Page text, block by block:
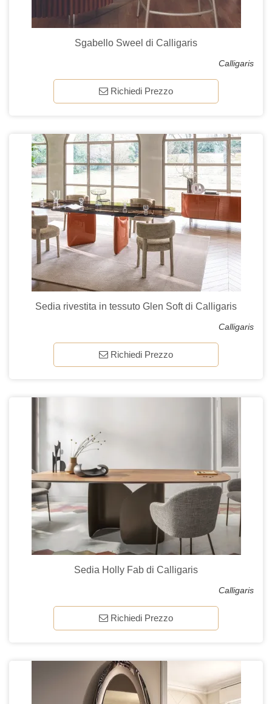
Sgabello Sweel di Calligaris
Calligaris
Richiedi Prezzo
Sedia rivestita in tessuto Glen Soft di Calligaris
Calligaris
Richiedi Prezzo
Sedia Holly Fab di Calligaris
Calligaris
Richiedi Prezzo